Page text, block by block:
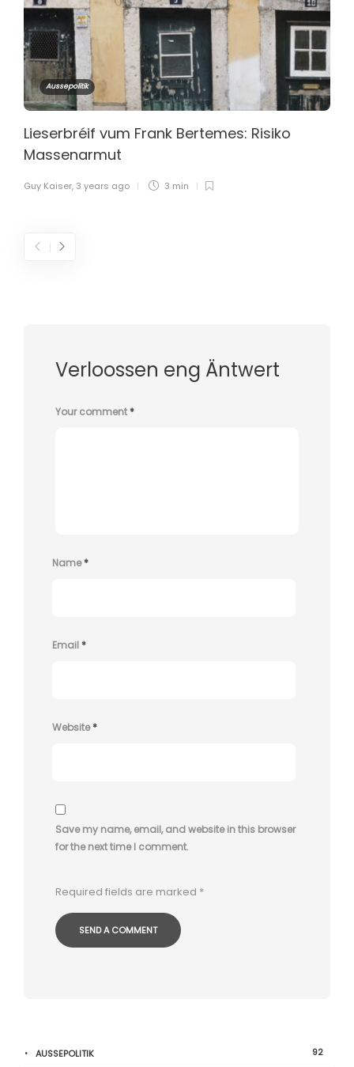
Aussepolitik
Lieserbréif vum Frank Bertemes: Risiko
Massenarmut
Guy Kaiser, 3 years ago 3 min
Verloossen eng Äntwert
Your comment*
Name*
Email*
Website*
Save my name, email, and website in this browser
for the next time I comment.
Required fields are marked *
AUSSEPOLITIK 92